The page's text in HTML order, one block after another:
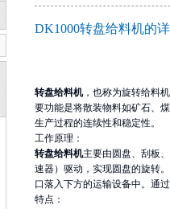
DK1000转盘给料机的
转盘给料机，也称为旋转给料
要功能是将散装物料如矿石、
生产过程的连续性和稳定性。
工作原理：
转盘给料机主要由圆盘、刮板
速器）驱动，实现圆盘的旋转
口落入下方的运输设备中。通
特点：